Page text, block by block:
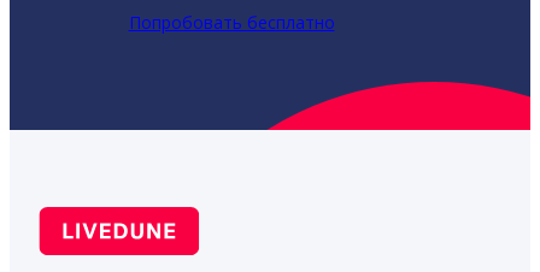
Попробовать бесплатно